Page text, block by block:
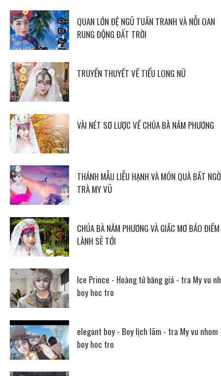
QUAN LỚN ĐỆ NGŨ TUẦN TRANH VÀ NỖI OAN
RUNG ĐỘNG ĐẤT TRỜI
TRUYỀN THUYẾT VỀ TIỂU LONG NỮ
VÀI NÉT SƠ LƯỢC VỀ CHÚA BÀ NĂM PHƯƠNG
THÁNH MẪU LIỄU HẠNH VÀ MÓN QUÀ BẤT
TRÀ MY VŨ
CHÚA BÀ NĂM PHƯƠNG VÀ GIẤC MƠ BÁO ĐIỀM
LÀNH SẼ TỚI
Ice Prince - Hoàng tử băng giá - tra My vu
boy hoc tro
elegant boy - Boy lịch lãm - tra My vu nhom
boy hoc tro